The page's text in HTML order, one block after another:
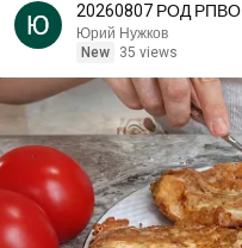
20260807 РОД РПВО
Юрий Нужков
New
35 views